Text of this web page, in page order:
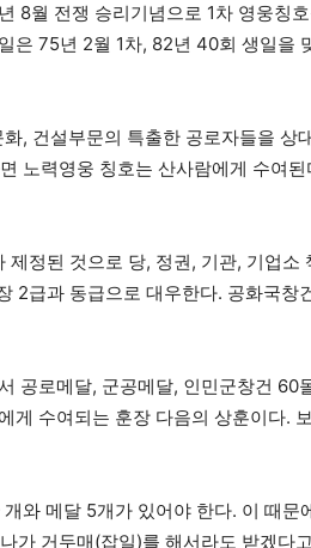
8월 전쟁 승리기념으로 1차 영웅칭
은 75년 2월 1차, 82년 40회 생일을
, 건설부문의 특출한 공로자들을 상
노력영웅 칭호는 산사람에게 수여
정된 것으로 당, 정권, 기관, 기업소
2급과 동급으로 대우한다. 공화국창
공로메달, 군공메달, 인민군창건 60
게 수여되는 훈장 다음의 상훈이다.
와 메달 5개가 있어야 한다. 이 때문
가 거두매(잡일)를 해서라도 받겠다